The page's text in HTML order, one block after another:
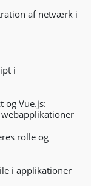
af netværk i
i
og Vue.js:
rolle og
i applikationer